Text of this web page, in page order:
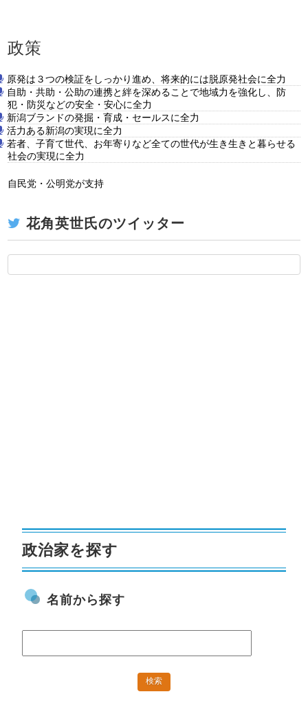
政策
原発は３つの検証をしっかり進め、将来的には脱原発社会に全力
自助・共助・公助の連携と絆を深めることで地域力を強化し、防
犯・防災などの安全・安心に全力
新潟ブランドの発掘・育成・セールスに全力
活力ある新潟の実現に全力
若者、子育て世代、お年寄りなど全ての世代が生き生きと暮らせる
社会の実現に全力
自民党・公明党が支持
花角英世氏のツイッター
政治家を探す
名前から探す